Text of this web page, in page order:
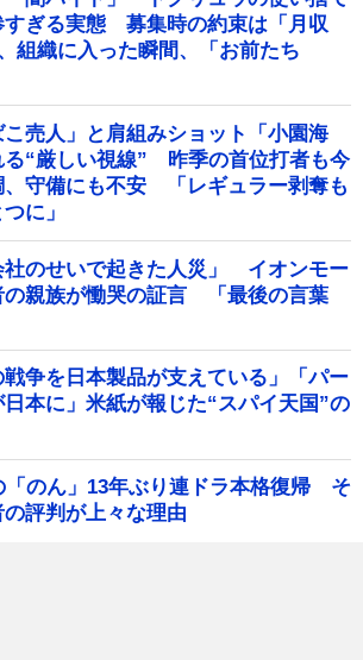
すぎる実態 募集時の約束は「月収
組織に入った瞬間、「お前たち
こ売人」と肩組みショット「小園海
る“厳しい視線” 昨季の首位打者も今
、守備にも不安 「レギュラー剥奪も
に」
社のせいで起きた人災」 イオンモー
の親族が慟哭の証言 「最後の言葉
戦争を日本製品が支えている」「パー
日本に」米紙が報じた“スパイ天国”の
「のん」13年ぶり連ドラ本格復帰 そ
評判が上々な理由